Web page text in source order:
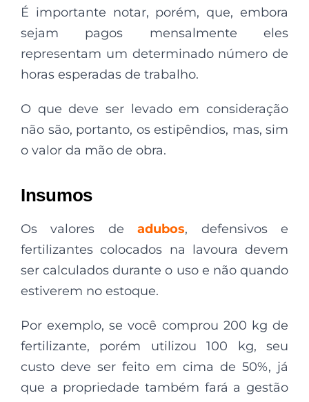
É importante notar, porém, que, embora
sejam pagos mensalmente eles
representam um determinado número de
horas esperadas de trabalho.
O que deve ser levado em consideração
não são, portanto, os estipêndios, mas, sim
o valor da mão de obra.
Insumos
Os valores deadubos, defensivos e
fertilizantes colocados na lavoura devem
ser calculados durante o uso e não quando
estiverem no estoque.
Por exemplo, se você comprou 200 kg de
fertilizante, porém utilizou 100 kg, seu
custo deve ser feito em cima de 50%, já
que a propriedade também fará a gestão